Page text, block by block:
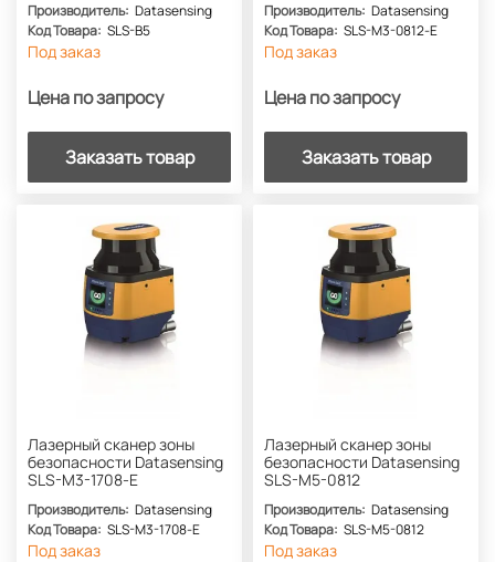
Производитель: Datasensing
Код Товара: SLS-B5
Под заказ
Цена по запросу
Заказать товар
Производитель: Datasensing
Код Товара: SLS-M3-0812-E
Под заказ
Цена по запросу
Заказать товар
Лазерный сканер зоны
безопасности Datasensing
SLS-M3-1708-E
Производитель: Datasensing
Код Товара: SLS-M3-1708-E
Под заказ
Лазерный сканер зоны
безопасности Datasensing
SLS-M5-0812
Производитель: Datasensing
Код Товара: SLS-M5-0812
Под заказ